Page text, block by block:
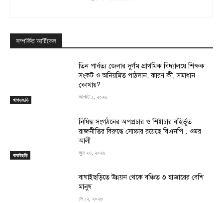
সম্পর্কিত আর্টিকেল
খাগড়াছড়ি
তিন পার্বত্য জেলার দুর্গম প্রাথমিক বিদ্যালয়ে শিক্ষক
সংকট ও অনিয়মিত পাঠদান: কারণ কী, সমাধান
কোথায়?
আগস্ট ১, ২০২৬
বাঘাইছড়ি
নিষিদ্ধ সংগঠনের অপপ্রচার ও শিষ্টাচার বহির্ভূত
রাজনীতির বিরুদ্ধে সোচ্চার রয়েছে বিএনপি : ওমর
আলী
জুন ২৩, ২০২৬
বাঘাইছড়িতে উন্নয়ন থেকে বঞ্চিত ৩ হাজারের বেশি
মানুষ
মে ১২, ২০২৬